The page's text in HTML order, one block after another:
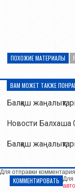
ПОХОЖИЕ МАТЕРИАЛЫ
ВАМ МОЖЕТ ТАКЖЕ
Балқаш
Новости Балхаша
Балқаш
Для отправки
КОММЕНТИРОВАТЬ Для